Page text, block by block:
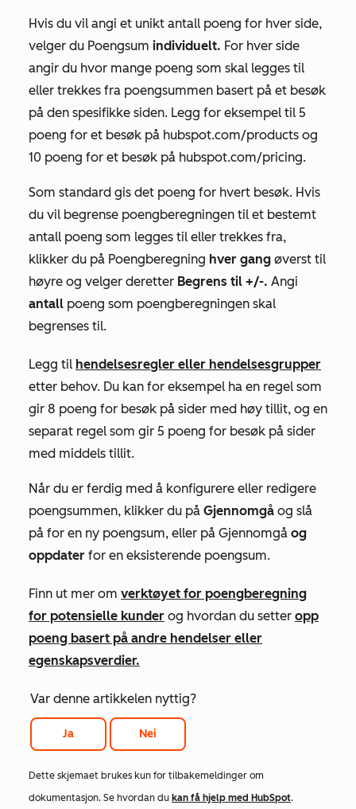
Hvis du vil angi et unikt antall poeng for hver side,
velger du Poengsum individuelt. For hver side
angir du hvor mange poeng som skal legges til
eller trekkes fra poengsummen basert på et besøk
på den spesifikke siden. Legg for eksempel til 5
poeng for et besøk på hubspot.com/products og
10 poeng for et besøk på hubspot.com/pricing.
Som standard gis det poeng for hvert besøk. Hvis
du vil begrense poengberegningen til et bestemt
antall poeng som legges til eller trekkes fra,
klikker du på Poengberegning hver gang øverst til
høyre og velger deretter Begrens til +/-. Angi
antall poeng som poengberegningen skal
begrenses til.
Legg til hendelsesregler eller hendelsesgrupper
etter behov. Du kan for eksempel ha en regel som
gir 8 poeng for besøk på sider med høy tillit, og en
separat regel som gir 5 poeng for besøk på sider
med middels tillit.
Når du er ferdig med å konfigurere eller redigere
poengsummen, klikker du på Gjennomgå og slå
på for en ny poengsum, eller på Gjennomgå og
oppdater for en eksisterende poengsum.
Finn ut mer om verktøyet for poengberegning
for potensielle kunder og hvordan du setter opp
poeng basert på andre hendelser eller
egenskapsverdier.
Var denne artikkelen nyttig?
Ja Nei
Dette skjemaet brukes kun for tilbakemeldinger om
dokumentasjon. Se hvordan du kan få hjelp med HubSpot.